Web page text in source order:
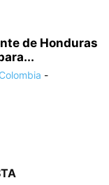
de Honduras
-